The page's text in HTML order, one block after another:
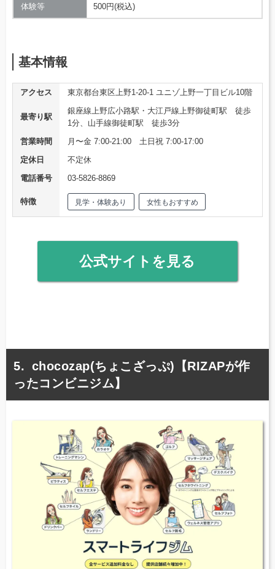
体験等 500円(税込)
基本情報
アクセス 東京都台東区上野1-20-1 ユニゾ上野一丁目ビル10階
最寄り駅
銀座線上野広小路駅・大江戸線上野御徒町駅 徒歩
1分、山手線御徒町駅 徒歩3分
営業時間
月〜金 7:00-21:00 土日祝 7:00-17:00
定休日
不定休
電話番号
03-5826-8869
特徴 見学・体験あり 女性もおすすめ
公式サイトを見る
chocozap(ちょこざっぷ)【RIZAPが作
ったコンビニジム】